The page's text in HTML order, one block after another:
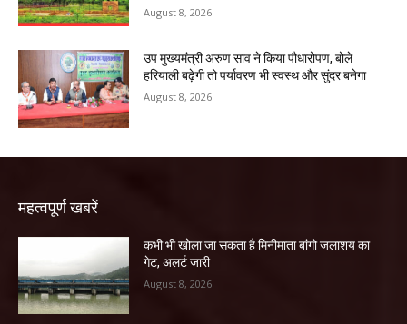
August 8, 2026
उप मुख्यमंत्री अरुण साव ने किया पौधारोपण, बोले
हरियाली बढ़ेगी तो पर्यावरण भी स्वस्थ और सुंदर बनेगा
August 8, 2026
महत्वपूर्ण खबरें
कभी भी खोला जा सकता है मिनीमाता बांगो जलाशय का
गेट, अलर्ट जारी
August 8, 2026